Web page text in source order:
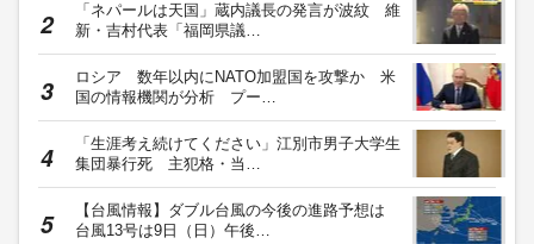
「ネパールは天国」蔵内議長の発言が波紋 維
新・吉村代表「福岡県議…
ロシア 数年以内にNATO加盟国を攻撃か 米
国の情報機関が分析 プー…
「生涯考え続けてください」江別市男子大学生
集団暴行死 主犯格・当…
【台風情報】ダブル台風の今後の進路予想は
台風13号は9日（日）午後…